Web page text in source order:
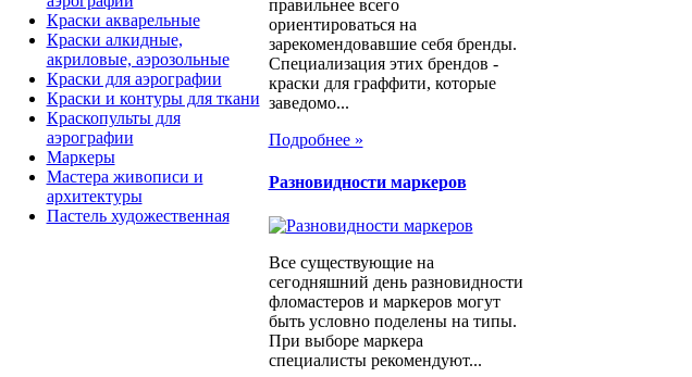
Краски акварельные
Краски алкидные,
акриловые, аэрозольные
Краски для аэрографии
Краски и контуры для ткани
Краскопульты для
аэрографии
Маркеры
Мастера живописи и
архитектуры
Пастель художественная
правильнее всего
ориентироваться на
зарекомендовавшие себя бренды.
Специализация этих брендов -
краски для граффити, которые
заведомо...
Подробнее »
Разновидности маркеров
Все существующие на
сегодняшний день разновидности
фломастеров и маркеров могут
быть условно поделены на типы.
При выборе маркера
специалисты рекомендуют...